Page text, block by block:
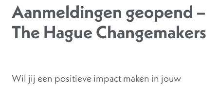
Aanmeldingen geopend –
The Hague Changemakers
Wil jij een positieve impact maken in jouw